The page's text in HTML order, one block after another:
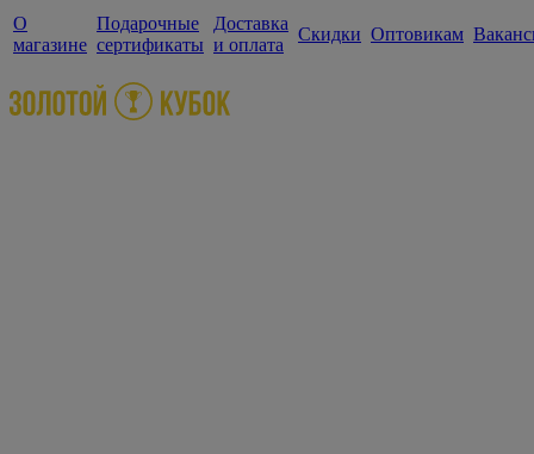
О
магазине
Подарочные
сертификаты
Доставка
и оплата
Скидки Оптовикам